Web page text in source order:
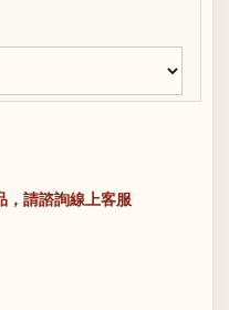
，請諮詢線上客服